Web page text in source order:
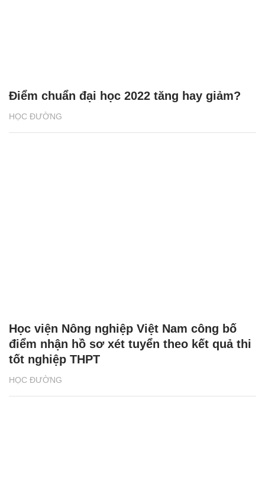
HỌC ĐƯỜNG
Điểm chuẩn đại học 2022 tăng hay giảm?
HỌC ĐƯỜNG
Học viện Nông nghiệp Việt Nam công bố
điểm nhận hồ sơ xét tuyển theo kết quả thi
tốt nghiệp THPT